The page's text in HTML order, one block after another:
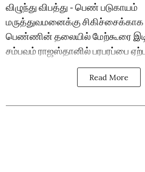
விழுந்து விபத்து - பெண் படுகாயம்
மருத்துவமனைக்கு
பெண்ணின் தலையில் மேற்கூரை
சம்பவம் ராஜஸ்தானில் பரபரப்பை
Read More